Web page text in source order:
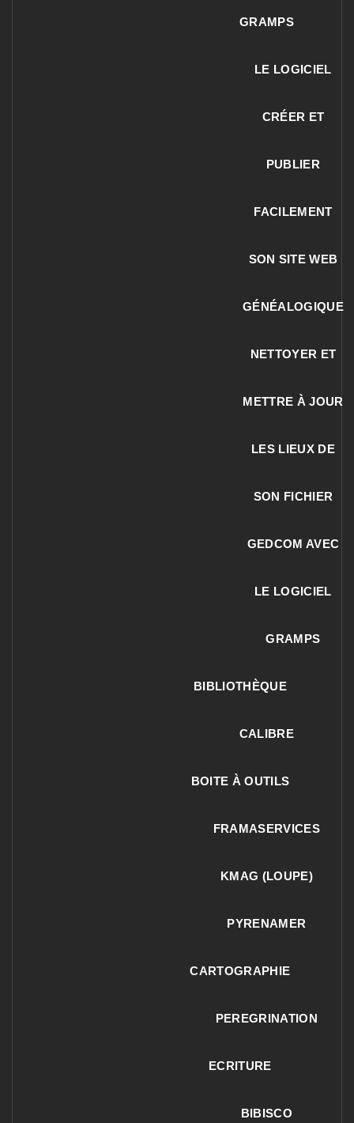
GRAMPS
LE LOGICIEL
CRÉER ET
PUBLIER
FACILEMENT
SON SITE WEB
GÉNÉALOGIQUE
NETTOYER ET
METTRE À JOUR
LES LIEUX DE
SON FICHIER
GEDCOM AVEC
LE LOGICIEL
GRAMPS
BIBLIOTHÈQUE
CALIBRE
BOITE À OUTILS
FRAMASERVICES
KMAG (LOUPE)
PYRENAMER
CARTOGRAPHIE
PEREGRINATION
ECRITURE
BIBISCO